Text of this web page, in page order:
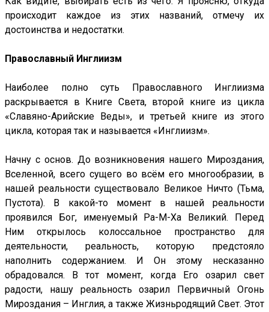
происходит каждое из этих названий, отмечу их
достоинства и недостатки.
Православный Инглиизм
Наиболее полно суть Православного Инглиизма
раскрывается в Книге Света, второй книге из цикла
«Славяно-Арийские Веды», и третьей книге из этого
цикла, которая так и называется «Инглиизм».
Начну с основ. До возникновения нашего Мироздания,
Вселенной, всего сущего во всём его многообразии, в
нашей реальности существовало Великое Ничто (Тьма,
Пустота). В какой-то момент в нашей реальности
проявился Бог, именуемый Ра-М-Ха Великий. Перед
Ним открылось колоссальное пространство для
деятельности, реальность, которую предстояло
наполнить содержанием. И Он этому несказанно
обрадовался. В тот момент, когда Его озарил свет
радости, нашу реальность озарил Первичный Огонь
Мироздания – Инглия, а также Жизньродящий Свет. Этот